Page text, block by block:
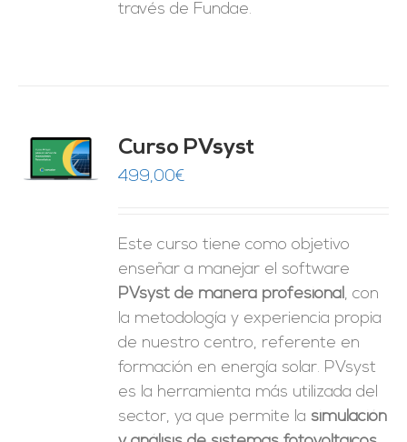
través de Fundae.
Curso PVsyst
499,00€
Este curso tiene como objetivo
enseñar a manejar el software
PVsyst de manera profesional, con
la metodología y experiencia propia
de nuestro centro, referente en
formación en energía solar. PVsyst
es la herramienta más utilizada del
sector, ya que permite la simulación